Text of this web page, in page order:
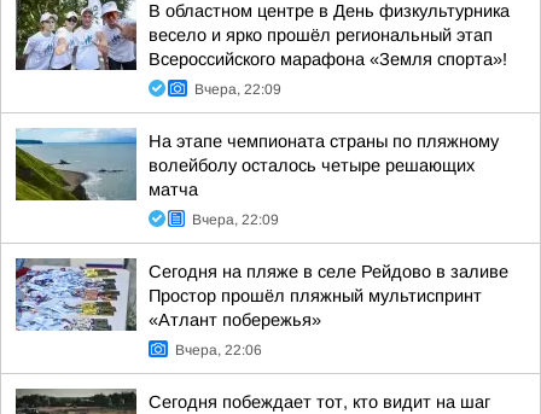
В областном центре в День физкультурника
весело и ярко прошёл региональный этап
Всероссийского марафона «Земля спорта»!
Вчера, 22:09
На этапе чемпионата страны по пляжному
волейболу осталось четыре решающих
матча
Вчера, 22:09
Сегодня на пляже в селе Рейдово в заливе
Простор прошёл пляжный мультиспринт
«Атлант побережья»
Вчера, 22:06
Сегодня побеждает тот, кто видит на шаг